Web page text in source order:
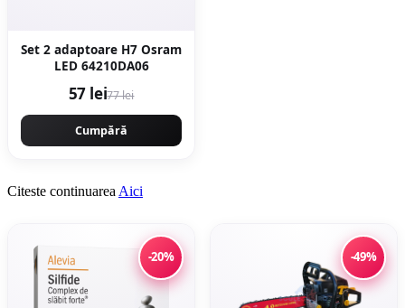
Set 2 adaptoare H7 Osram
LED 64210DA06
57 lei77 lei
Cumpără
Citeste continuarea Aici
-20% -49%